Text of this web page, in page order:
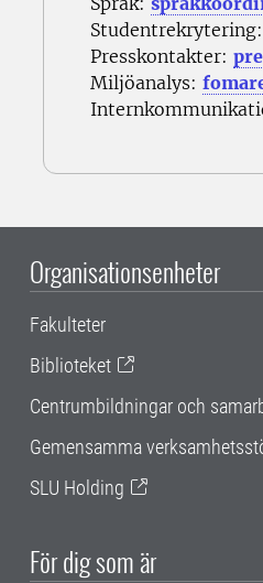
Studentrekrytering:
Presskontakter:
Miljöanalys:
Organisationsenheter
Fakulteter
Biblioteket
Centrumbildningar och
Gemensamma
SLU Holding
För dig som är